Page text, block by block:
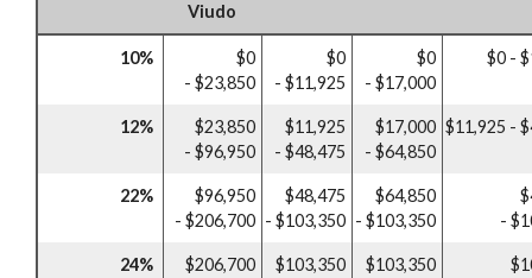
Viudo
10%
$0
- $23,850
$0
- $11,925
$0
- $17,000
$0 -
12%
$23,850
- $96,950
$11,925
- $48,475
$17,000
- $64,850
$11,925 -
22%
$96,950
- $206,700
$48,475
- $103,350
$64,850
- $103,350
-
24%
$206,700
$103,350
$103,350